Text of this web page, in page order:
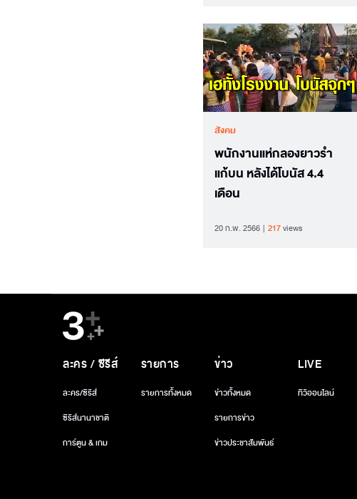
สังคม
พนักงานแห่กลองยาวรำ
แก้บน หลังได้โบนัส 4.4
เดือน
20 ก.พ. 2566 217views
ละคร / ซีรีส์
ละคร/ซีรีส์
ซีรีส์นานาชาติ
การ์ตูน & เกม
รายการ
รายการทั้งหมด
ข่าว
ข่าวทั้งหมด
รายการข่าว
ข่าวประชาสัมพันธ์
LIVE
ทีวีออนไลน์